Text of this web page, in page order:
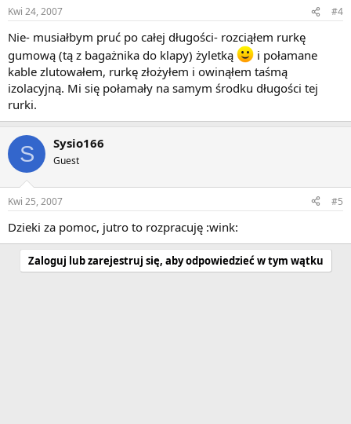
Kwi 24, 2007 #4
Nie- musiałbym pruć po całej długości- rozciąłem rurkę
gumową (tą z bagażnika do klapy) żyletką
i połamane
kable zlutowałem, rurkę złożyłem i owinąłem taśmą
izolacyjną. Mi się połamały na samym środku długości tej
rurki.
S Sysio166
Guest
Kwi 25, 2007 #5
Dzieki za pomoc, jutro to rozpracuję :wink:
Zaloguj lub zarejestruj się, aby odpowiedzieć w tym wątku